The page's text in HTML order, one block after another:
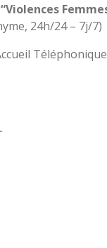
“Violences
24h/24 – 7j/7)